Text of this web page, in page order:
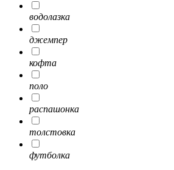
водолазка
джемпер
кофта
поло
распашонка
толстовка
футболка